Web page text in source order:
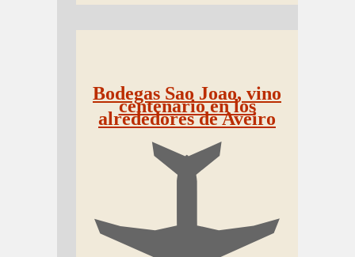
Bodegas Sao Joao, vino
centenario en los
alrededores de Aveiro